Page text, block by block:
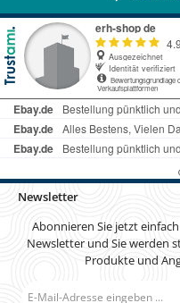
Newsletter
Abonnieren Sie jetzt
Newsletter und Sie werden
Produkte und